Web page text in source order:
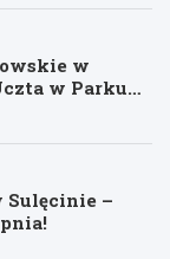
w
w Parku
Sulęcinie –